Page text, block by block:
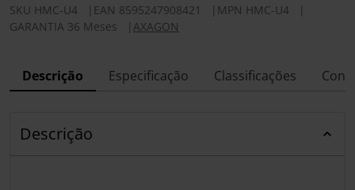
SKU HMC-U4 EAN 8595247908421 MPN HMC-U4
GARANTIA 36 Meses
AXAGON
Descrição Especificação Classificações
Descrição